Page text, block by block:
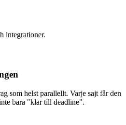
integrationer.
som helst parallellt. Varje sajt får den
bara "klar till deadline".